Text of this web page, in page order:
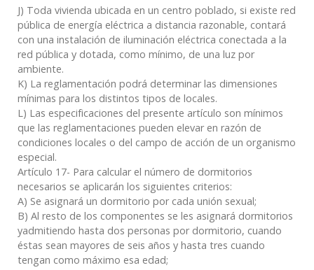
J) Toda vivienda ubicada en un centro poblado, si existe red
pública de energía eléctrica a distancia razonable, contará
con una instalación de iluminación eléctrica conectada a la
red pública y dotada, como mínimo, de una luz por
ambiente.
K) La reglamentación podrá determinar las dimensiones
mínimas para los distintos tipos de locales.
L) Las especificaciones del presente artículo son mínimos
que las reglamentaciones pueden elevar en razón de
condiciones locales o del campo de acción de un organismo
especial.
Artículo 17- Para calcular el número de dormitorios
necesarios se aplicarán los siguientes criterios:
A) Se asignará un dormitorio por cada unión sexual;
B) Al resto de los componentes se les asignará dormitorios
yadmitiendo hasta dos personas por dormitorio, cuando
éstas sean mayores de seis años y hasta tres cuando
tengan como máximo esa edad;